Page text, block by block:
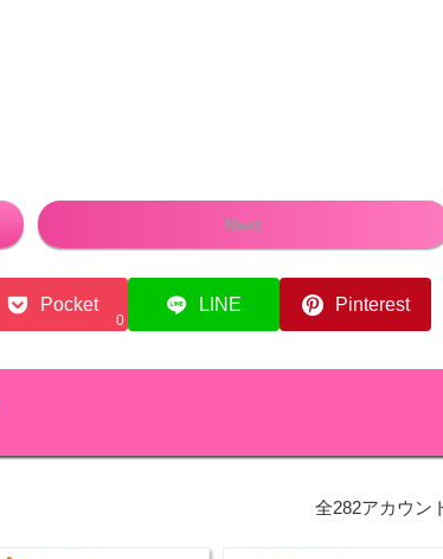
Next
Pocket
0
LINE Pinterest
全282アカウン